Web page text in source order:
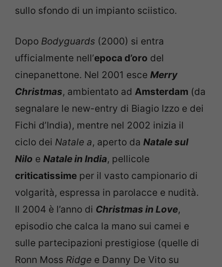
sullo sfondo di un impianto sciistico.
Dopo Bodyguards (2000) si entra
ufficialmente nell’epoca d’oro del
cinepanettone. Nel 2001 esce Merry
Christmas, ambientato ad Amsterdam (da
segnalare le new-entry di Biagio Izzo e dei
Fichi d’India), mentre nel 2002 inizia il
ciclo dei Natale a, aperto da Natale sul
Nilo e Natale in India, pellicole
criticatissime per il vasto campionario di
volgarità, espressa in parolacce e nudità.
Il 2004 è l’anno di Christmas in Love,
episodio che calca la mano sui camei e
sulle partecipazioni prestigiose (quelle di
Ronn Moss Ridge e Danny De Vito su